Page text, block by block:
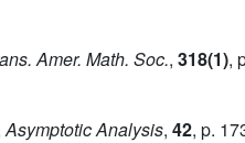
Amer. Math. Soc., 318(1),
Asymptotic Analysis, 42, p.